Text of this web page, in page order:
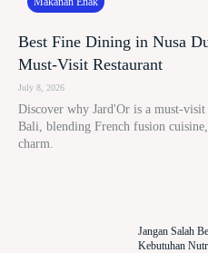
Best Fine Dining in Nusa
Must-Visit Restaurant
July 8, 2026
Discover why Jard'Or is a must-
Bali, blending French fusion
charm.
Jangan Salah
Kebutuhan